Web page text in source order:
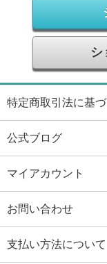
シ
特定商取引法に基
公式ブログ
マイアカウント
お問い合わせ
支払い方法について